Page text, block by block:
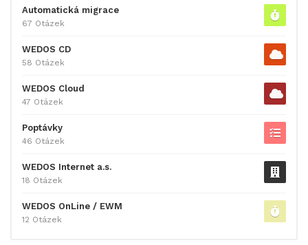
Automatická migrace
67 Otázek
WEDOS CD
58 Otázek
WEDOS Cloud
47 Otázek
Poptávky
46 Otázek
WEDOS Internet a.s.
18 Otázek
WEDOS OnLine / EWM
12 Otázek